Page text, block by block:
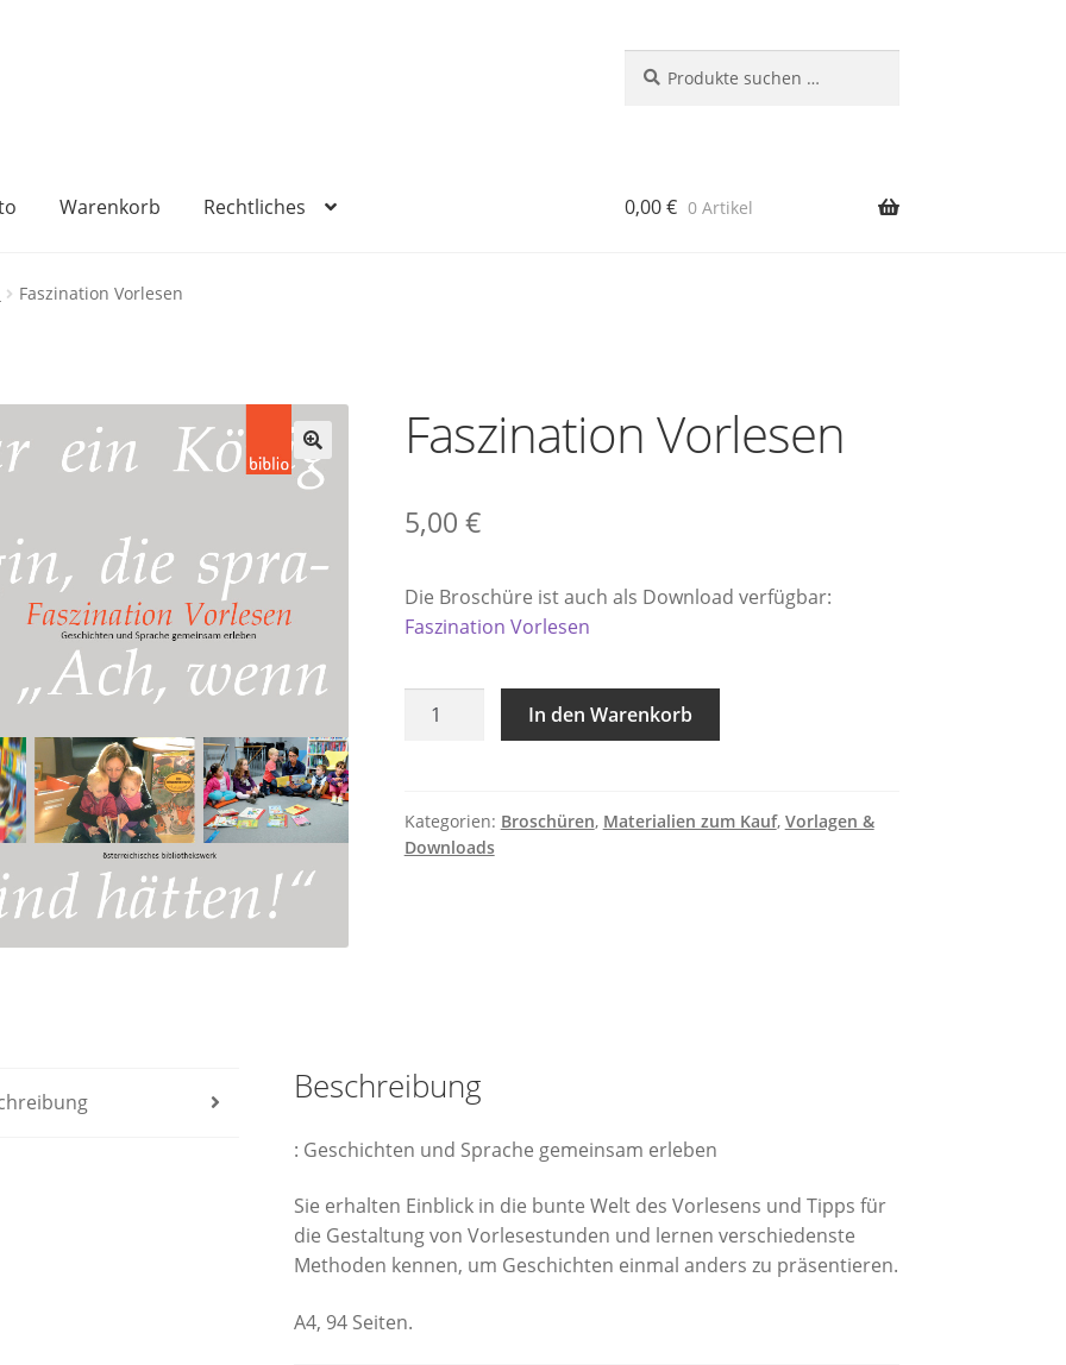
nach:
Warenkorb Rechtliches
Kasse Mein Konto
0,00€ 0 Artikel
Faszination Vorlesen
🔍
Faszination Vorlesen
5,00 €
Die Broschüre ist auch als Download verfügbar:
Faszination Vorlesen
Faszination
In den Warenkorb
Kategorien: Broschüren, Materialien zum Kauf, Vorlagen &
Downloads
Beschreibung
: Geschichten und Sprache gemeinsam erleben
Sie erhalten Einblick in die bunte Welt des Vorlesens und Tipps für
die Gestaltung von Vorlesestunden und lernen verschiedenste
Methoden kennen, um Geschichten einmal anders zu präsentieren.
A4, 94 Seiten.